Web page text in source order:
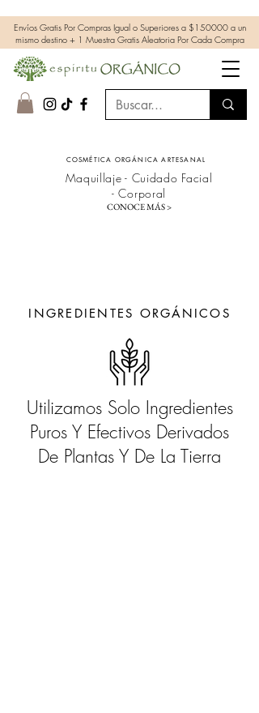
Envíos Gratis Por Compras Igual o Superiores a $150000 a un
mismo destino + 1 Muestra Gratis Aleatoria Por Cada Compra
COSMÉTICA ORGÁNICA ARTESANAL
Maquillaje - Cuidado Facial
- Corporal
CONOCE MÁS >
INGREDIENTES ORGÁNICOS
Utilizamos Solo Ingredientes
Puros Y Efectivos Derivados
De Plantas Y De La Tierra